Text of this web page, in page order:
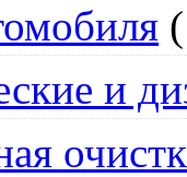
и